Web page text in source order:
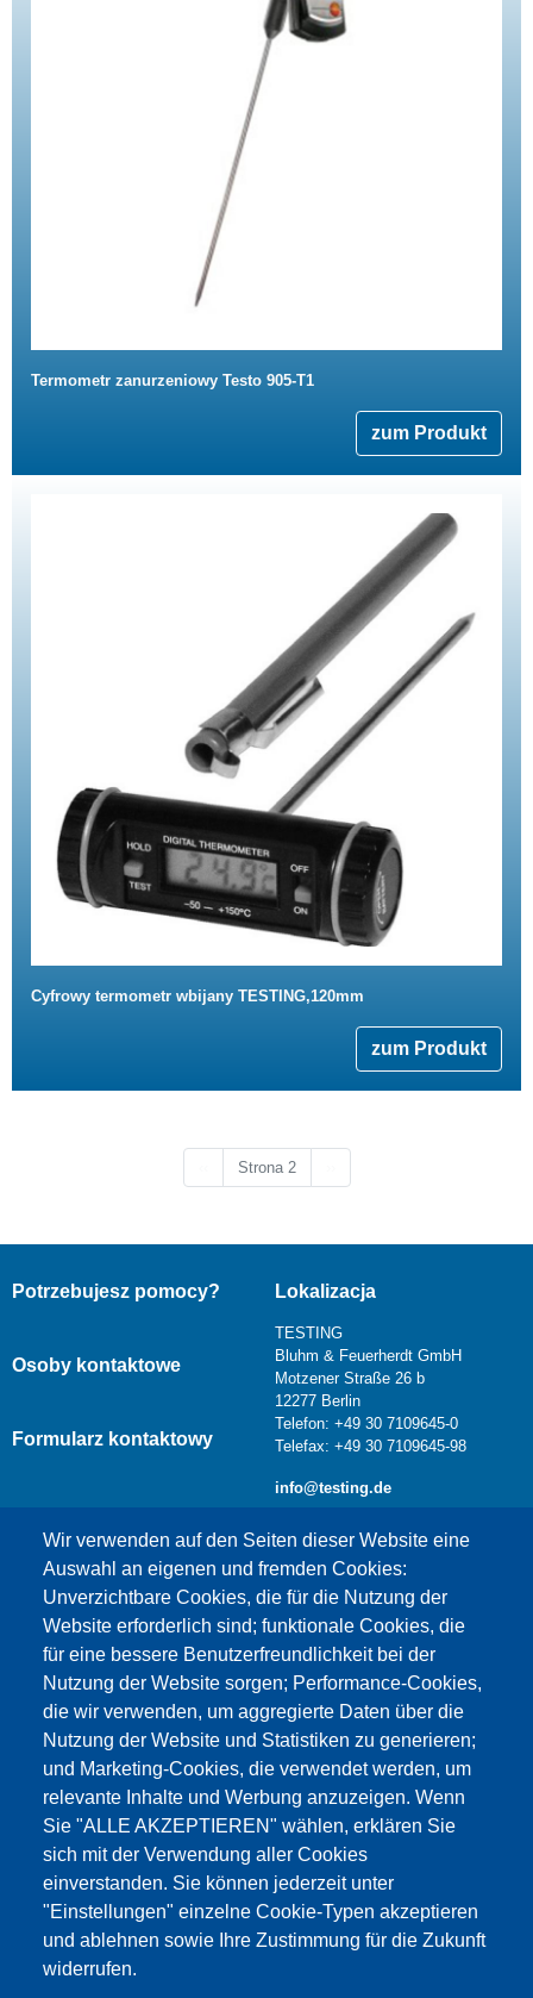
Termometr zanurzeniowy Testo 905-T1
zum Produkt
Cyfrowy termometr wbijany TESTING,120mm
zum Produkt
Poprzednia strona
Strona 2
Wir verwenden auf den Seiten dieser Website eine
Auswahl an eigenen und fremden Cookies:
Unverzichtbare Cookies, die für die Nutzung der
Website erforderlich sind; funktionale Cookies, die
für eine bessere Benutzerfreundlichkeit bei der
Nutzung der Website sorgen; Performance-Cookies,
die wir verwenden, um aggregierte Daten über die
Nutzung der Website und Statistiken zu generieren;
und Marketing-Cookies, die verwendet werden, um
relevante Inhalte und Werbung anzuzeigen. Wenn
Sie "ALLE AKZEPTIEREN" wählen, erklären Sie
sich mit der Verwendung aller Cookies
einverstanden. Sie können jederzeit unter
"Einstellungen" einzelne Cookie-Typen akzeptieren
und ablehnen sowie Ihre Zustimmung für die Zukunft
widerrufen.
Potrzebujesz pomocy?
Osoby kontaktowe
Formularz kontaktowy
Lokalizacja
TESTING
Bluhm & Feuerherdt GmbH
Motzener Straße 26 b
12277 Berlin
Telefon: +49 30 7109645-0
Telefax: +49 30 7109645-98
info@testing.de
Dieser Inhalt ist blockiert, da die Google Maps
Cookies nicht akzeptiert wurden.
NUR DIE GOOGLE MAPS COOKIES
AKZEPTIEREN.
Alle Cookies akzeptieren